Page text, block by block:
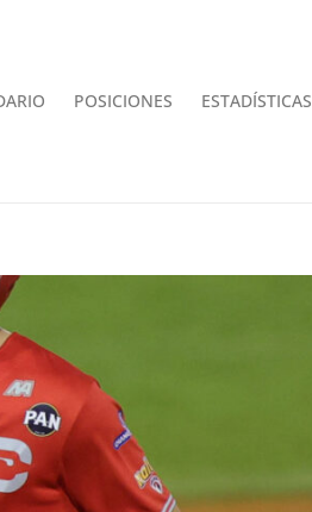
POSICIONES ESTADÍSTICAS